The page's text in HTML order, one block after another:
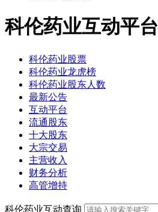
科伦药业互动平台
科伦药业股票
科伦药业龙虎榜
科伦药业股东人数
最新公告
互动平台
流通股东
十大股东
大宗交易
主营收入
财务分析
高管增持
科伦药业互动查询